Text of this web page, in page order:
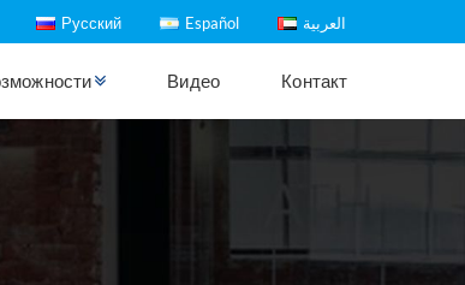
Русский Español العربية
Видео Контакт